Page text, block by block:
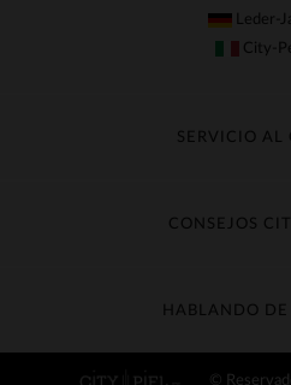
Leder-
City-
SERVICIO AL
Cambio &
Contacte con el servicio
CONSEJOS
Guía de
HABLANDO
©